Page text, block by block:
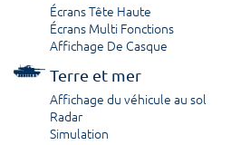
Écrans Tête Haute
Écrans Multi Fonctions
Affichage De Casque
Terre et mer
Affichage du véhicule au sol
Radar
Simulation